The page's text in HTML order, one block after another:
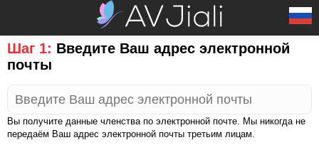
Шаг 1: Введите Ваш адрес электронной
почты
Вы получите данные членства по электронной почте. Мы никогда не
передаём Ваш адрес электронной почты третьим лицам.